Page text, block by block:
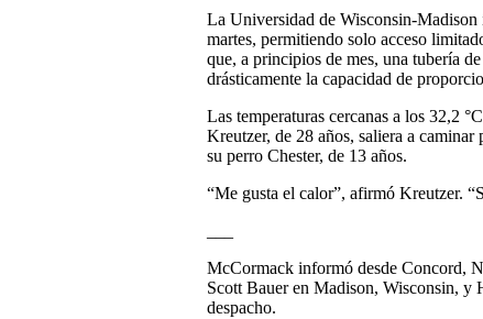
La Universidad de Wisconsin-
martes, permitiendo solo acceso
que, a principios de mes, una tubería
drásticamente la capacidad de
Las temperaturas cercanas a los 32,2
Kreutzer, de 28 años, saliera a
su perro Chester, de 13 años.
“Me gusta el calor”, afirmó Kreutzer.
McCormack informó desde Concord,
Scott Bauer en Madison, Wisconsin, y
despacho.